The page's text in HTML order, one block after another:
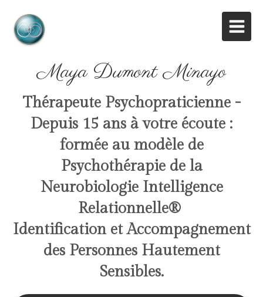
Maya Dumont Minayo
Thérapeute Psychopraticienne -
Depuis 15 ans à votre écoute :
formée au modèle de
Psychothérapie de la
Neurobiologie Intelligence
Relationnelle®
Identification et Accompagnement
des Personnes Hautement
Sensibles.